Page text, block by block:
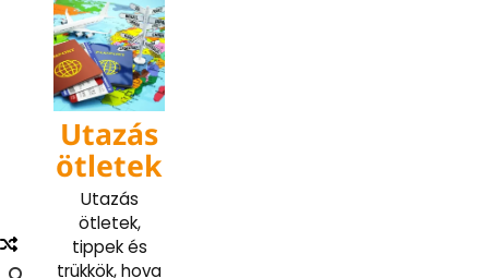
content
Utazás
ötletek
Utazás
ötletek,
tippek és
trükkök, hova